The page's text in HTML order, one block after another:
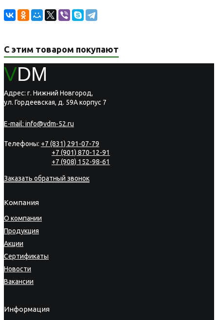
С этим товаром покупают
VDM
Адрес: г. Нижний Новгород,
ул. Гордеевская, д. 59А корпус 7
E-mail: info@vdm-52.ru
Телефоны: +7 (831) 291-07-79
+7 (901) 870-12-91
+7 (908) 152-98-61
Заказать обратный звонок
Компания
О компании
Продукция
Акции
Сертификаты
Новости
Вакансии
Информация